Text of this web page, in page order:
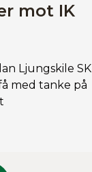
mot IK
Ljungskile SK
med tanke på